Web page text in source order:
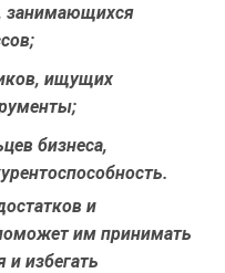
занимающихся
ищущих
бизнеса,
и
им принимать
избегать